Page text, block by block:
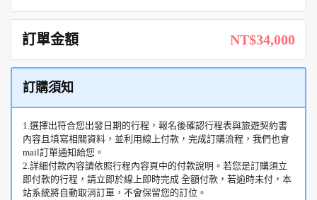
訂單金額 NT$34,000
訂購須知
1.選擇出符合您出發日期的行程，報名後確認行程表與旅遊契約書
內容且填寫相關資料，並利用線上付款，完成訂購流程，我們也會
mail訂單通知給您。
2.詳細付款內容請依照行程內容頁中的付款說明。若您是訂購須立
即付款的行程，請立即於線上即時完成 全額付款，若逾時未付，本
站系統將自動取消訂單，不會保留您的訂位。